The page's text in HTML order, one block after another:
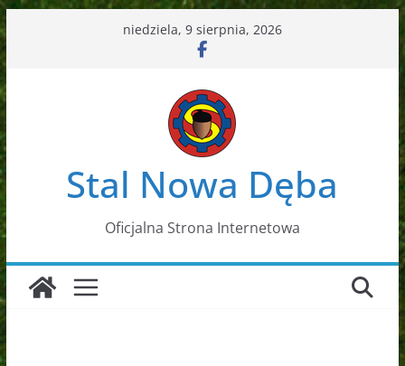
Przejdź
do
treści
niedziela, 9 sierpnia, 2026
Stal Nowa Dęba
Oficjalna Strona Internetowa